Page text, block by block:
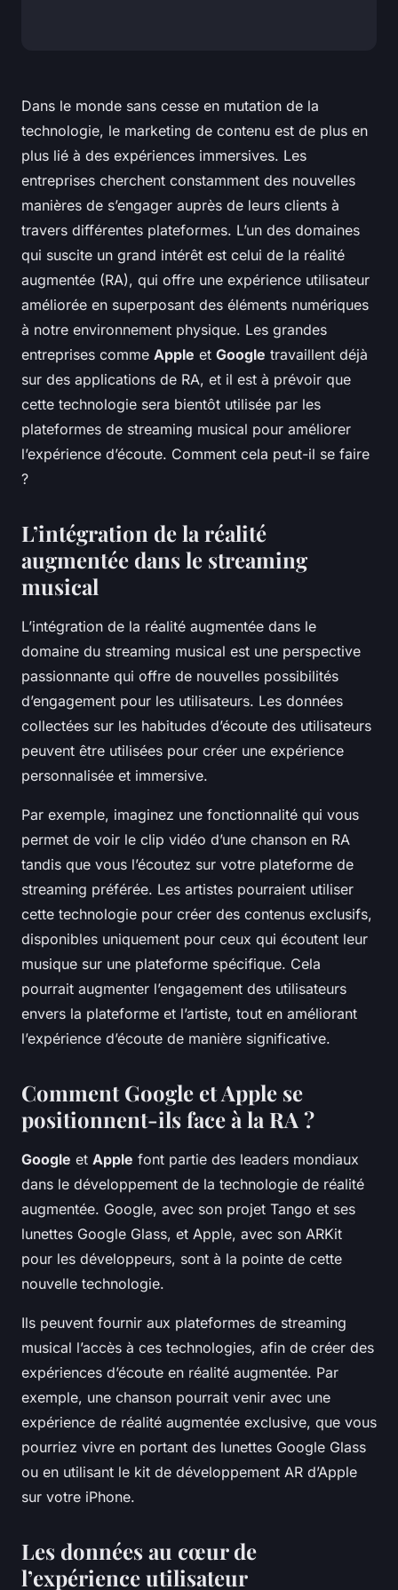
Dans le monde sans cesse en mutation de la
technologie, le marketing de contenu est de plus en
plus lié à des expériences immersives. Les
entreprises cherchent constamment des nouvelles
manières de s’engager auprès de leurs clients à
travers différentes plateformes. L’un des domaines
qui suscite un grand intérêt est celui de la réalité
augmentée (RA), qui offre une expérience utilisateur
améliorée en superposant des éléments numériques
à notre environnement physique. Les grandes
entreprises comme Apple et Google travaillent déjà
sur des applications de RA, et il est à prévoir que
cette technologie sera bientôt utilisée par les
plateformes de streaming musical pour améliorer
l’expérience d’écoute. Comment cela peut-il se faire
?
L’intégration de la réalité
augmentée dans le streaming
musical
L’intégration de la réalité augmentée dans le
domaine du streaming musical est une perspective
passionnante qui offre de nouvelles possibilités
d’engagement pour les utilisateurs. Les données
collectées sur les habitudes d’écoute des utilisateurs
peuvent être utilisées pour créer une expérience
personnalisée et immersive.
Par exemple, imaginez une fonctionnalité qui vous
permet de voir le clip vidéo d’une chanson en RA
tandis que vous l’écoutez sur votre plateforme de
streaming préférée. Les artistes pourraient utiliser
cette technologie pour créer des contenus exclusifs,
disponibles uniquement pour ceux qui écoutent leur
musique sur une plateforme spécifique. Cela
pourrait augmenter l’engagement des utilisateurs
envers la plateforme et l’artiste, tout en améliorant
l’expérience d’écoute de manière significative.
Comment Google et Apple se
positionnent-ils face à la RA ?
Google et Apple font partie des leaders mondiaux
dans le développement de la technologie de réalité
augmentée. Google, avec son projet Tango et ses
lunettes Google Glass, et Apple, avec son ARKit
pour les développeurs, sont à la pointe de cette
nouvelle technologie.
Ils peuvent fournir aux plateformes de streaming
musical l’accès à ces technologies, afin de créer des
expériences d’écoute en réalité augmentée. Par
exemple, une chanson pourrait venir avec une
expérience de réalité augmentée exclusive, que vous
pourriez vivre en portant des lunettes Google Glass
ou en utilisant le kit de développement AR d’Apple
sur votre iPhone.
Les données au cœur de
l’expérience utilisateur